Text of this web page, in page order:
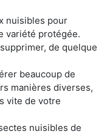
nuisibles pour
variété protégée.
de quelque
beaucoup de
manières diverses,
vite de votre
nuisibles de